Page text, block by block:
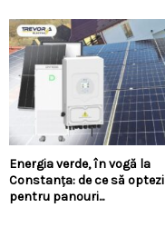
Energia verde, în vogă la
Constanța: de ce să optezi
pentru panouri...